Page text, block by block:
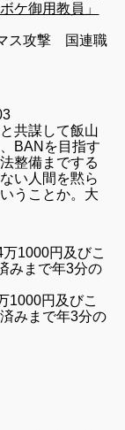
ボケ御用教員」
ス攻撃 国連職
共謀して飯山
BANを目指す
整備までする
い人間を黙ら
うことか。 大
1000円及びこ
みまで年3分の
1000円及びこ
みまで年3分の